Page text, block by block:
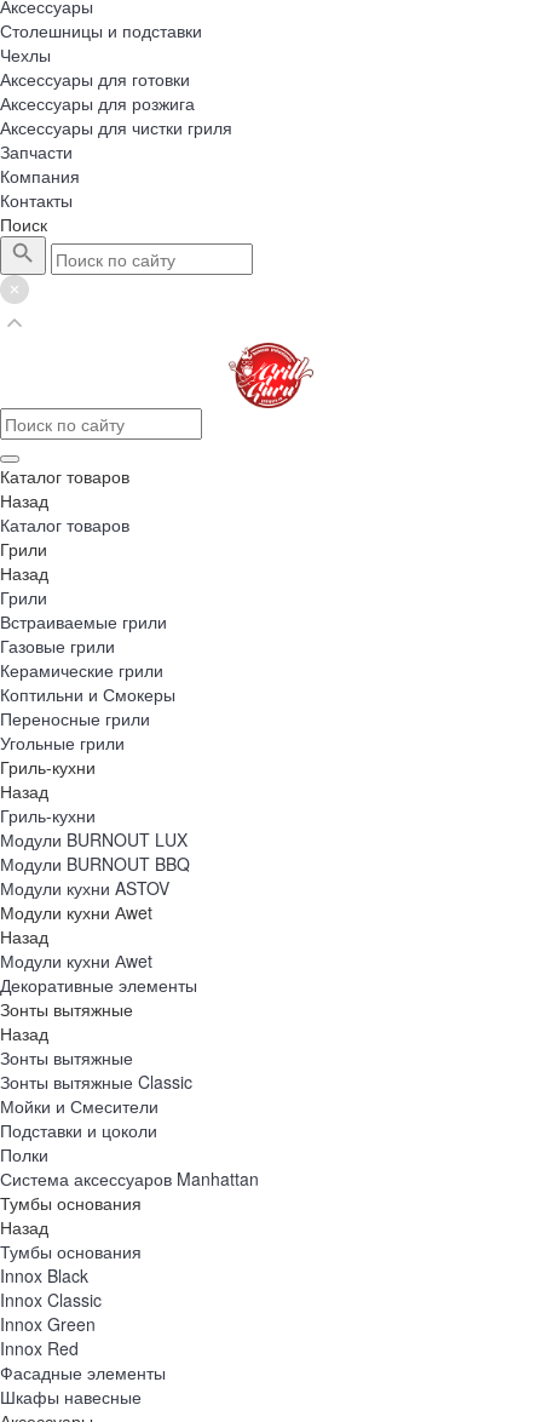
Аксессуары
Столешницы и подставки
Чехлы
Аксессуары для готовки
Аксессуары для розжига
Аксессуары для чистки гриля
Запчасти
Компания
Контакты
Поиск
Каталог товаров
Назад
Каталог товаров
Грили
Назад
Грили
Встраиваемые грили
Газовые грили
Керамические грили
Коптильни и Смокеры
Переносные грили
Угольные грили
Гриль-кухни
Назад
Гриль-кухни
Модули BURNOUT LUX
Модули BURNOUT BBQ
Модули кухни ASTOV
Модули кухни Аwet
Назад
Модули кухни Аwet
Декоративные элементы
Зонты вытяжные
Назад
Зонты вытяжные
Зонты вытяжные Classic
Мойки и Смесители
Подставки и цоколи
Полки
Система аксессуаров Manhattan
Тумбы основания
Назад
Тумбы основания
Innox Black
Innox Classic
Innox Green
Innox Red
Фасадные элементы
Шкафы навесные